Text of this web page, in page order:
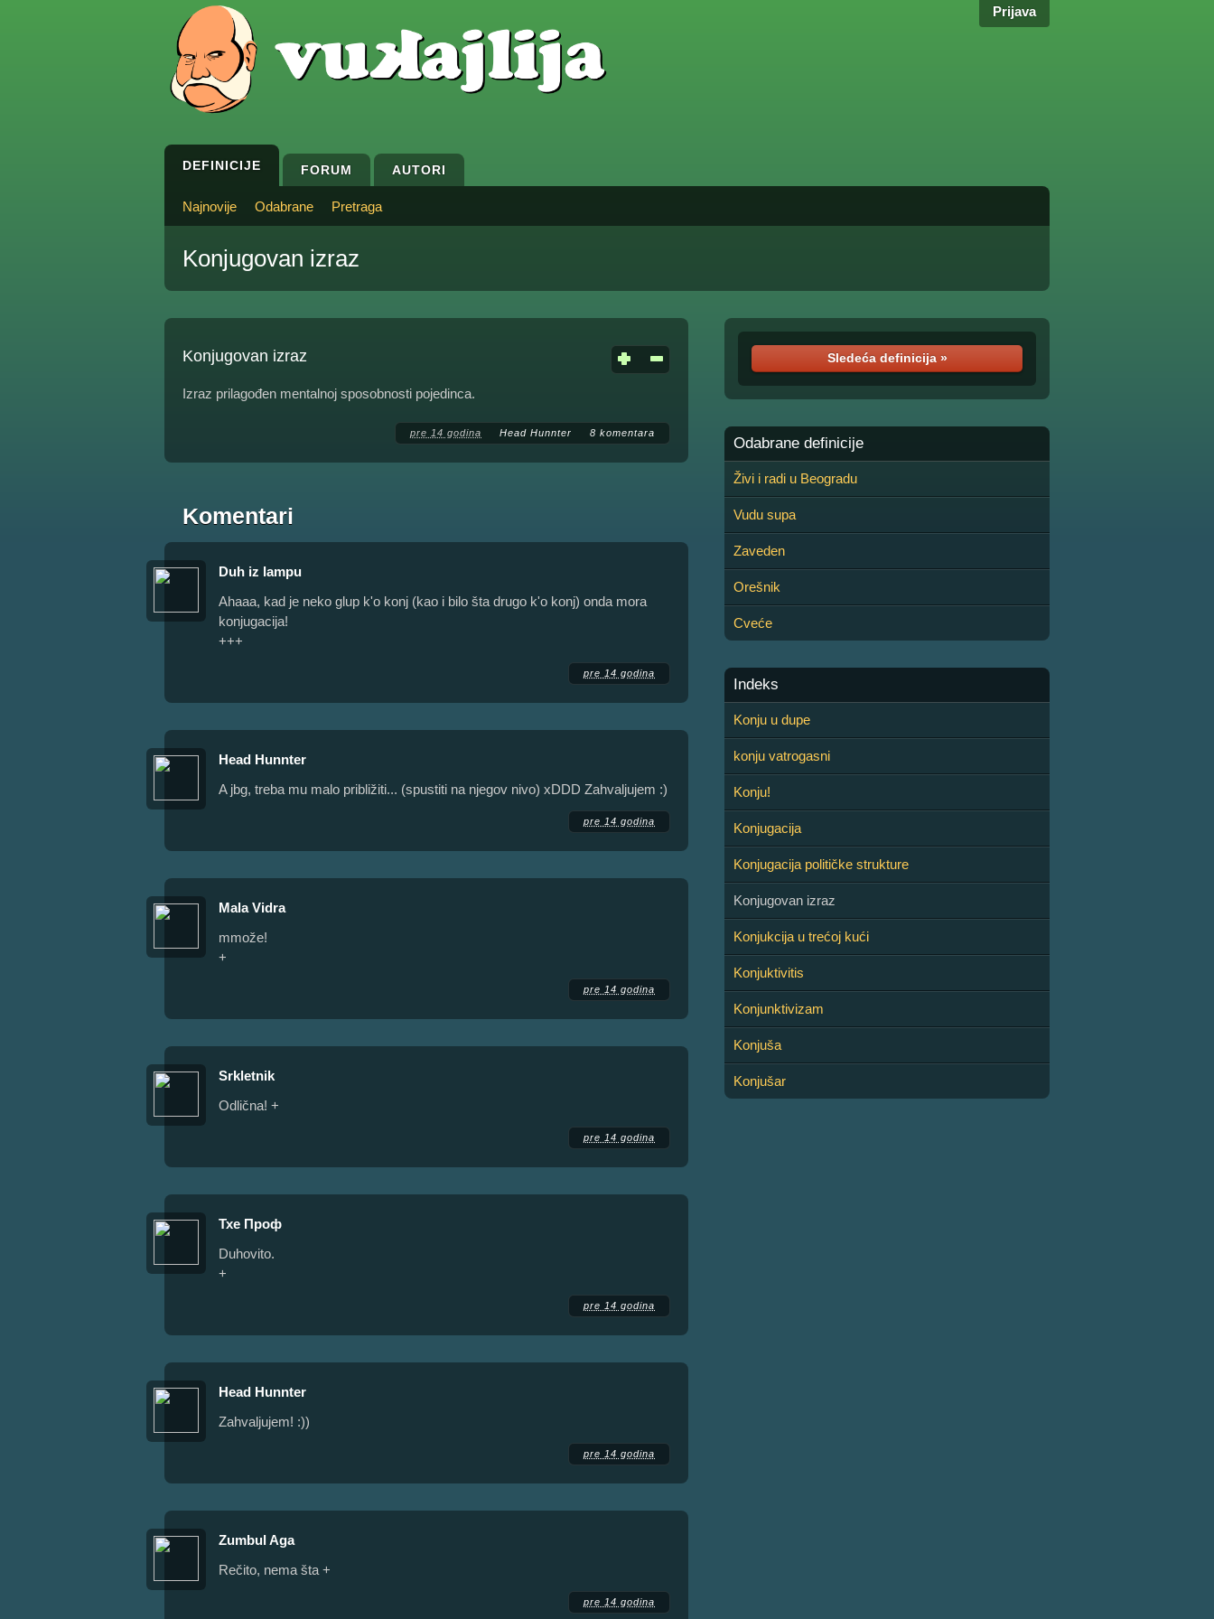
Prijava
DEFINICIJE FORUM AUTORI
Najnovije Odabrane Pretraga
Konjugovan izraz
Konjugovan izraz
Izraz prilagođen mentalnoj sposobnosti pojedinca.
pre 14 godina Head Hunnter 8 komentara
Komentari
Duh iz lampu
Ahaaa, kad je neko glup k'o konj (kao i bilo šta drugo k'o konj) onda mora
konjugacija!
+++
pre 14 godina
Head Hunnter
A jbg, treba mu malo približiti... (spustiti na njegov nivo) xDDD Zahvaljujem :)
pre 14 godina
Mala Vidra
mmože!
+
pre 14 godina
Srkletnik
Odlična! +
pre 14 godina
Тхе Проф
Duhovito.
+
pre 14 godina
Head Hunnter
Zahvaljujem! :))
pre 14 godina
Zumbul Aga
Rečito, nema šta +
pre 14 godina
Sledeća definicija »
Odabrane definicije
Živi i radi u Beogradu
Vudu supa
Zaveden
Orešnik
Cveće
Indeks
Konju u dupe
konju vatrogasni
Konju!
Konjugacija
Konjugacija političke strukture
Konjugovan izraz
Konjukcija u trećoj kući
Konjuktivitis
Konjunktivizam
Konjuša
Konjušar